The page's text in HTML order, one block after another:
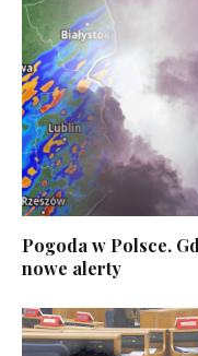
Pogoda w Polsce.
nowe alerty